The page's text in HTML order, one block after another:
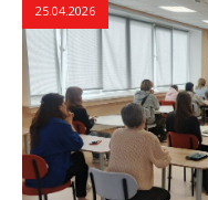
25.04.2026